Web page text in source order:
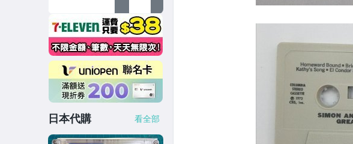
日本代購 看全部